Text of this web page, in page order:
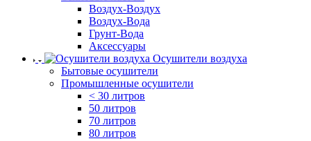
Воздух-Воздух
Воздух-Вода
Грунт-Вода
Аксессуары
Осушители воздуха
Бытовые осушители
Промышленные осушители
< 30 литров
50 литров
70 литров
80 литров